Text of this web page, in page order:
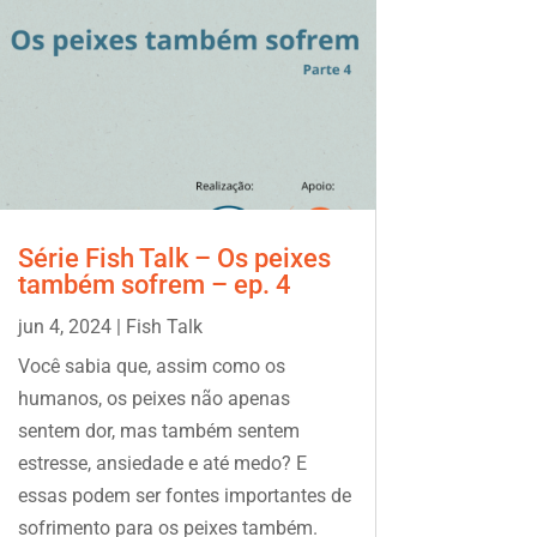
Série Fish Talk – Os peixes
também sofrem – ep. 4
jun 4, 2024|
Fish Talk
Você sabia que, assim como os
humanos, os peixes não apenas
sentem dor, mas também sentem
estresse, ansiedade e até medo? E
essas podem ser fontes importantes de
sofrimento para os peixes também.